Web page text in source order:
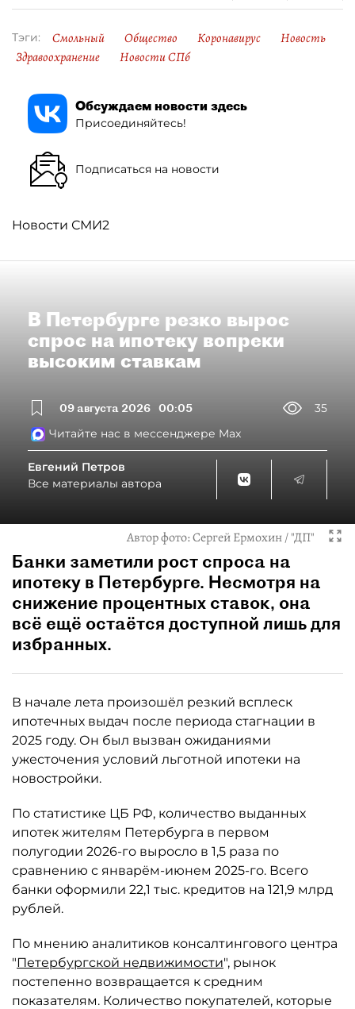
Тэги: Смольный Общество Коронавирус
Новость
Здравоохранение
Новости СПб
Обсуждаем новости здесь
Присоединяйтесь!
Подписаться на новости
Новости СМИ2
В Петербурге резко вырос
спрос на ипотеку вопреки
высоким ставкам
09 августа 2026 00:05
35
Читайте нас в мессенджере Max
Евгений Петров
Все материалы автора
Автор фото:Сергей Ермохин / "ДП"
Банки заметили рост спроса на
ипотеку в Петербурге. Несмотря на
снижение процентных ставок, она
всё ещё остаётся доступной лишь для
избранных.
В начале лета произошёл резкий всплеск
ипотечных выдач после периода стагнации в
2025 году. Он был вызван ожиданиями
ужесточения условий льготной ипотеки на
новостройки.
По статистике ЦБ РФ, количество выданных
ипотек жителям Петербурга в первом
полугодии 2026-го выросло в 1,5 раза по
сравнению с январём-июнем 2025-го. Всего
банки оформили 22,1 тыс. кредитов на 121,9 млрд
рублей.
По мнению аналитиков консалтингового центра
"Петербургской недвижимости", рынок
постепенно возвращается к средним
показателям. Количество покупателей, которые